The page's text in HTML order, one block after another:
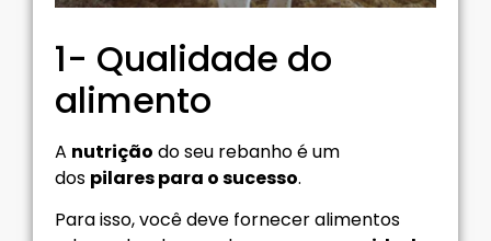
1- Qualidade do
alimento
A nutrição do seu rebanho é um
dos pilares para o sucesso.
Para isso, você deve fornecer alimentos